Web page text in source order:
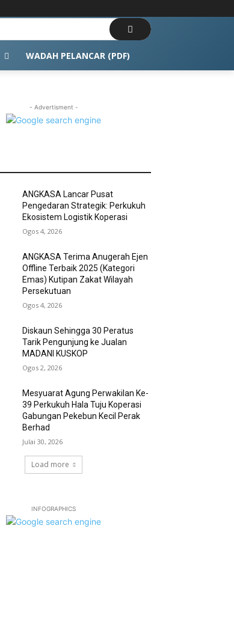
WADAH PELANCAR (PDF)
- Advertisment -
ANGKASA Lancar Pusat
Pengedaran Strategik: Perkukuh
Ekosistem Logistik Koperasi
Ogos 4, 2026
ANGKASA Terima Anugerah Ejen
Offline Terbaik 2025 (Kategori
Emas) Kutipan Zakat Wilayah
Persekutuan
Ogos 4, 2026
Diskaun Sehingga 30 Peratus
Tarik Pengunjung ke Jualan
MADANI KUSKOP
Ogos 2, 2026
Mesyuarat Agung Perwakilan Ke-
39 Perkukuh Hala Tuju Koperasi
Gabungan Pekebun Kecil Perak
Berhad
Julai 30, 2026
Load more
INFOGRAPHICS